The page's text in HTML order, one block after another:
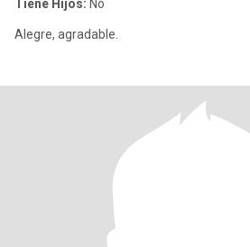
Tiene Hijos: No
Alegre, agradable.